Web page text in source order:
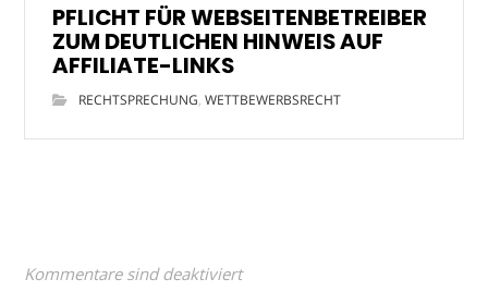
PFLICHT FÜR WEBSEITENBETREIBER
ZUM DEUTLICHEN HINWEIS AUF
AFFILIATE-LINKS
RECHTSPRECHUNG,WETTBEWERBSRECHT
Kommentare sind deaktiviert